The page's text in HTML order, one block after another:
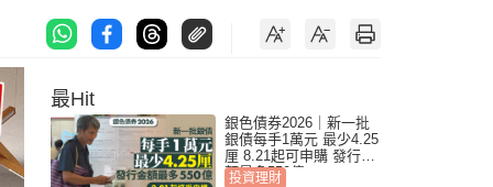
最Hit
銀色債券2026｜新一批
銀債每手1萬元 最少4.25
厘 8.21起可申購 發行金
額最多550億
投資理財